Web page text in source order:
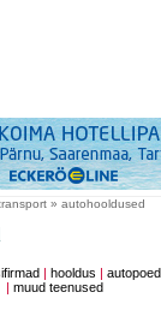
» autohooldused
hooldus autopoed
|muud teenused